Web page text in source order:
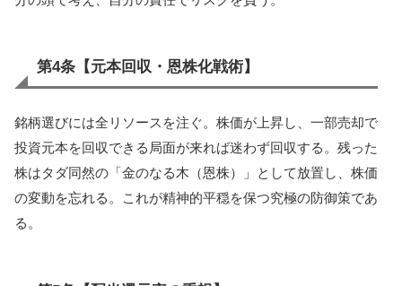
第4条【元本回収・恩株化戦術】
銘柄選びには全リソースを注ぐ。株価が上昇し、一部売却で
投資元本を回収できる局面が来れば迷わず回収する。残った
株はタダ同然の「金のなる木（恩株）」として放置し、株価
の変動を忘れる。これが精神的平穏を保つ究極の防御策であ
る。